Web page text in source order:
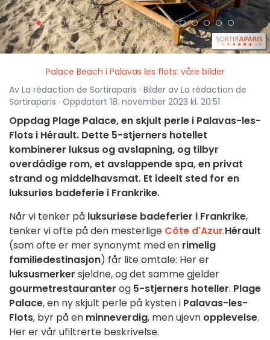
Palace Beach i Palavas les flots: våre bilder
Av La rédaction de Sortiraparis · Bilder av La rédaction de
Sortiraparis · Oppdatert 18. november 2023 kl. 20:51
Oppdag Plage Palace, en skjult perle i Palavas-les-
Flots i Hérault. Dette 5-stjerners hotellet
kombinerer luksus og avslapning, og tilbyr
overdådige rom, et avslappende spa, en privat
strand og middelhavsmat. Et ideelt sted for en
luksuriøs badeferie i Frankrike.
Når vi tenker på luksuriøse badeferier i Frankrike,
tenker vi ofte på den mesterlige Côte d'Azur.Hérault
(som ofte er mer synonymt med en rimelig
familiedestinasjon) får lite omtale: Her er
luksusmerker sjeldne, og det samme gjelder
gourmetrestauranter og 5-stjerners hoteller. Plage
Palace, en ny skjult perle på kysten i Palavas-les-
Flots, byr på en minneverdig, men ujevn opplevelse.
Her er vår ufiltrerte beskrivelse.